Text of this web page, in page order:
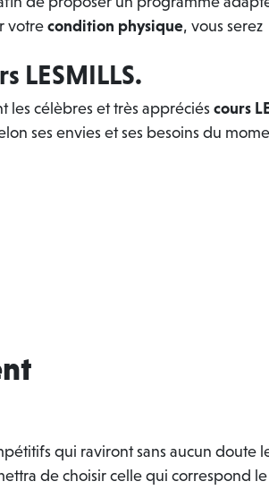
votrecondition physique, vous serez
LESMILLS.
les célèbres et très appréciéscours
ses envies et ses besoins du
qui raviront sans aucun doute
de choisir celle qui correspond